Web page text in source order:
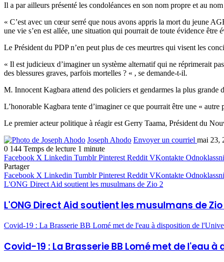
Il a par ailleurs présenté les condoléances en son nom propre et au
« C’est avec un cœur serré que nous avons appris la mort du jeune
une vie s’en est allée, une situation qui pourrait de toute évidence être
Le Président du PDP n’en peut plus de ces meurtres qui visent les
« Il est judicieux d’imaginer un système alternatif qui ne réprimerait
des blessures graves, parfois mortelles ? « , se demande-t-il.
M. Innocent Kagbara attend des policiers et gendarmes la plus
L’honorable Kagbara tente d’imaginer ce que pourrait être une «
Le premier acteur politique à réagir est Gerry Taama, Président du
Joseph Ahodo Envoyer un courriel mai 23,
0 144 Temps de lecture 1 minute
Facebook X Linkedin Tumblr Pinterest Reddit VKontakte
Partager
Facebook X Linkedin Tumblr Pinterest Reddit VKontakte
L'ONG Direct Aid soutient les musulmans de Zio 2
L'ONG Direct Aid soutient les musulmans de Zio
Covid-19 : La Brasserie BB Lomé met de l'eau à disposition de
Covid-19 : La Brasserie BB Lomé met de l'eau